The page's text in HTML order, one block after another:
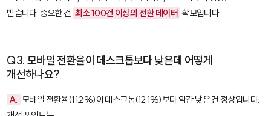
받습니다. 중요한 건 최소 100건 이상의 전환 데이터 확보입니다.
Q3. 모바일 전환율이 데스크톱보다 낮은데 어떻게
개선하나요?
A. 모바일 전환율(11.2%)이 데스크톱(12.1%)보다 약간 낮은 건 정상입니다.